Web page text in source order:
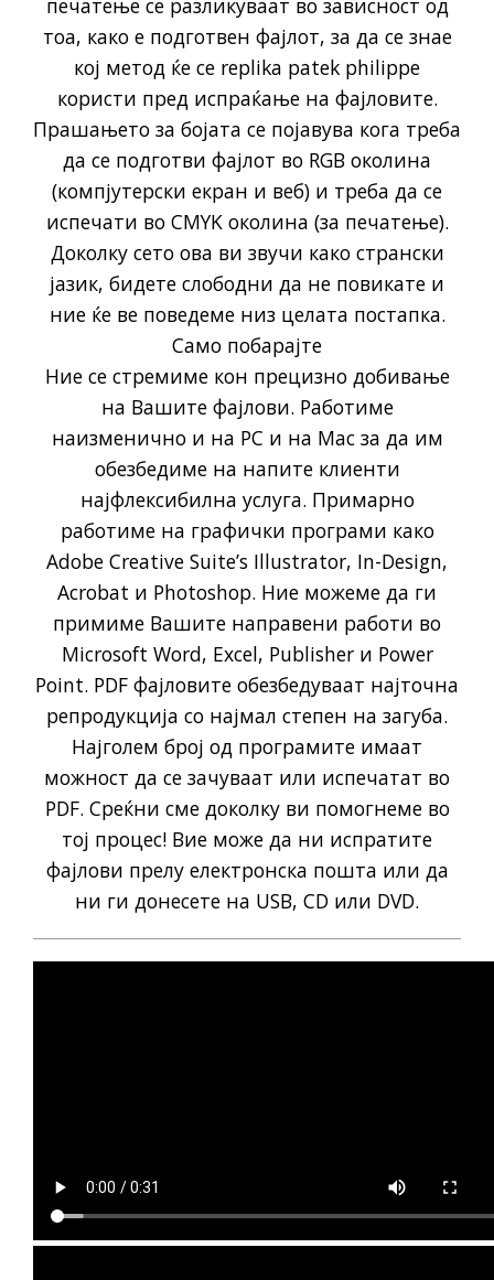
тоа, како е подготвен фајлот, за да се знае
кој метод ќе се replika patek philippe
користи пред испраќање на фајловите.
Прашањето за бојата се појавува кога треба
да се подготви фајлот во RGB околина
(компјутерски екран и веб) и треба да се
испечати во CMYK околина (за печатење).
Доколку сето ова ви звучи како странски
јазик, бидете слободни да не повикате и
ние ќе ве поведеме низ целата постапка.
Само побарајте
Ние се стремиме кон прецизно добивање
на Вашите фајлови. Работиме
наизменично и на PC и на Mac за да им
обезбедиме на напите клиенти
најфлексибилна услуга. Примарно
работиме на графички програми како
Adobe Creative Suite’s Illustrator, In-Design,
Acrobat и Photoshop. Ние можеме да ги
примиме Вашите направени работи во
Microsoft Word, Excel, Publisher и Power
Point. PDF фајловите обезбедуваат најточна
репродукција со најмал степен на загуба.
Најголем број од програмите имаат
можност да се зачуваат или испечатат во
PDF. Среќни сме доколку ви помогнеме во
тој процес! Вие може да ни испратите
фајлови прелу електронска пошта или да
ни ги донесете на USB, CD или DVD.